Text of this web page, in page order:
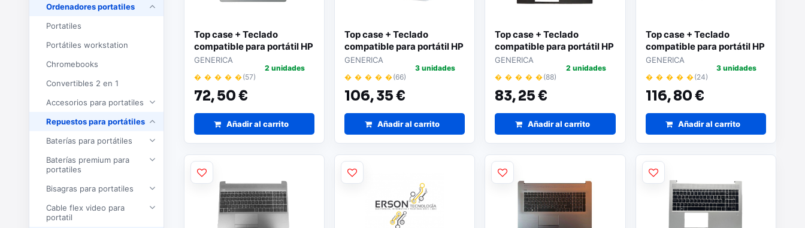
Ordenadores portatiles
Portatiles
Portátiles workstation
Chromebooks
Convertibles 2 en 1
Accesorios para portatiles
Repuestos para portátiles
Baterías para portátiles
Baterías premium para
portatiles
Bisagras para portatiles
Cable flex video para
portatil
Top case + Teclado
compatible para portátil HP
14-BA Plata 928708-071
GENERICA
� � � � �(57)
72,50 €
2 unidades
Añadir al carrito
Top case + Teclado
compatible para portátil HP
15 N36752-071 / Plata
GENERICA
� � � � �(66)
106,35 €
3 unidades
Añadir al carrito
Top case + Teclado
compatible para portátil HP
15-EC Negro L72598-071
GENERICA
� � � � �(88)
83,25 €
2 unidades
Añadir al carrito
Top case + Teclado
compatible para portátil HP
15-EC Negro teclas en
verde L72598-071
GENERICA
� � � � �(24)
116,80 €
3 unidades
Añadir al carrito